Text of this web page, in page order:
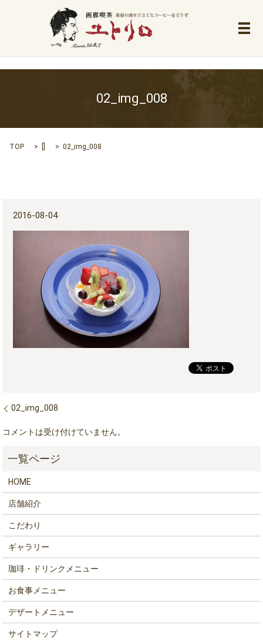
メ
02_img_008
TOP 02_img_008
2016-08-04
02_img_008
コメントは受け付けていません。
HOME
店舗紹介
こだわり
ギャラリー
珈琲・ドリンクメニュー
お食事メニュー
デザートメニュー
サイトマップ